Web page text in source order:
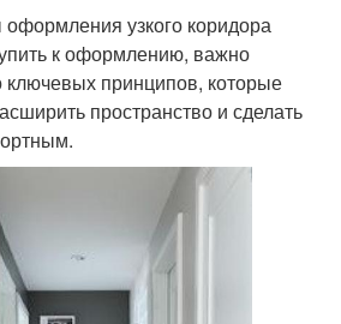
узкого коридора
к оформлению, важно
ключевых принципов, которые
пространство и сделать